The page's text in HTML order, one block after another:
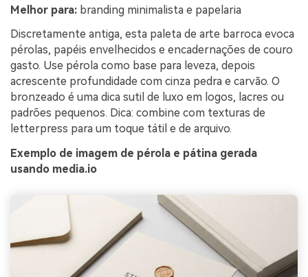
Melhor para: branding minimalista e papelaria
Discretamente antiga, esta paleta de arte barroca evoca
pérolas, papéis envelhecidos e encadernações de couro
gasto. Use pérola como base para leveza, depois
acrescente profundidade com cinza pedra e carvão. O
bronzeado é uma dica sutil de luxo em logos, lacres ou
padrões pequenos. Dica: combine com texturas de
letterpress para um toque tátil e de arquivo.
Exemplo de imagem de pérola e pátina gerada
usando media.io